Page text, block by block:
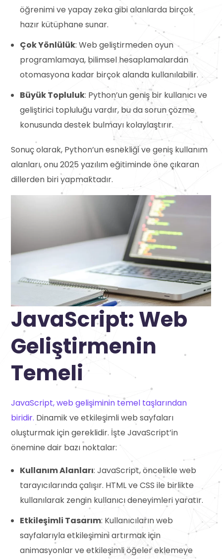
öğrenimi ve yapay zeka gibi alanlarda birçok
hazır kütüphane sunar.
Çok Yönlülük: Web geliştirmeden oyun
programlamaya, bilimsel hesaplamalardan
otomasyona kadar birçok alanda kullanılabilir.
Büyük Topluluk: Python’un geniş bir kullanıcı ve
geliştirici topluluğu vardır, bu da sorun çözme
konusunda destek bulmayı kolaylaştırır.
Sonuç olarak, Python’un esnekliği ve geniş kullanım
alanları, onu 2025 yazılım eğitiminde öne çıkaran
dillerden biri yapmaktadır.
JavaScript: Web
Geliştirmenin
Temeli
JavaScript, web gelişiminin temel taşlarından
biridir. Dinamik ve etkileşimli web sayfaları
oluşturmak için gereklidir. İşte JavaScript’in
önemine dair bazı noktalar:
Kullanım Alanları: JavaScript, öncelikle web
tarayıcılarında çalışır. HTML ve CSS ile birlikte
kullanılarak zengin kullanıcı deneyimleri yaratır.
Etkileşimli Tasarım: Kullanıcıların web
sayfalarıyla etkileşimini artırmak için
animasyonlar ve etkileşimli öğeler eklemeye